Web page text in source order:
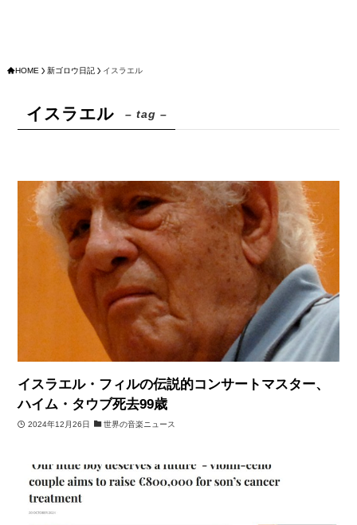
HOME 新ゴロウ日記 イスラエル
イスラエル – tag –
イスラエル・フィルの伝説的コンサートマスター、
ハイム・タウブ死去99歳
2024年12月26日 世界の音楽ニュース